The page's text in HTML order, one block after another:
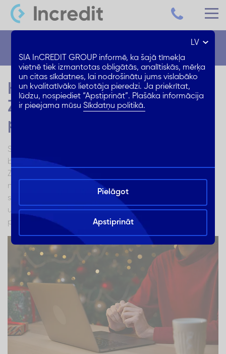
Kā sagatavoties
Ziemassvētkiem bez
parādiem
Strauji tuvojas gada nogale un, ja vēlies svētkus sagaidīt
bez raizēm un steigas, ir laiks uzsākt gatavošanos.
Ziemassvētki ir ģimenes un kopā būšanas svētki, taču
nevar noliegt, ka arī dāvanas un svinēšana ir nozīmīga
svētku sastāvdaļa. Esam apkopojuši ieteikumus, kā gudri
un laicīgi sagatavoties svētkiem, lai neiedzīvotos
parādos.
LV
SIA InCREDIT GROUP informē, ka šajā tīmekļa
vietnē tiek izmantotas obligātās, analītiskās, mērķa
un citas sīkdatnes, lai nodrošinātu jums vislabāko
un kvalitatīvāko lietotāja pieredzi. Ja priekrītat,
lūdzu, nospiediet “Apstiprināt”. Plašāka informācija
ir pieejama mūsuSīkdatņu politikā.
Pielāgot
Apstiprināt